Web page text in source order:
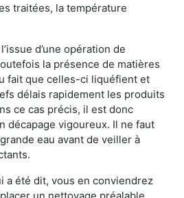
traitées, la température
d’une opération de
la présence de matières
fait que celles-ci liquéfient et
délais rapidement les produits
ce cas précis, il est donc
décapage vigoureux. Il ne faut
eau avant de veiller à
a été dit, vous en conviendrez